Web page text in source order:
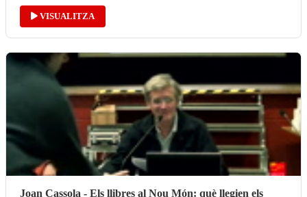
VISUALITZA
Joan Cassola - Els llibres al Nou Món: què llegien els